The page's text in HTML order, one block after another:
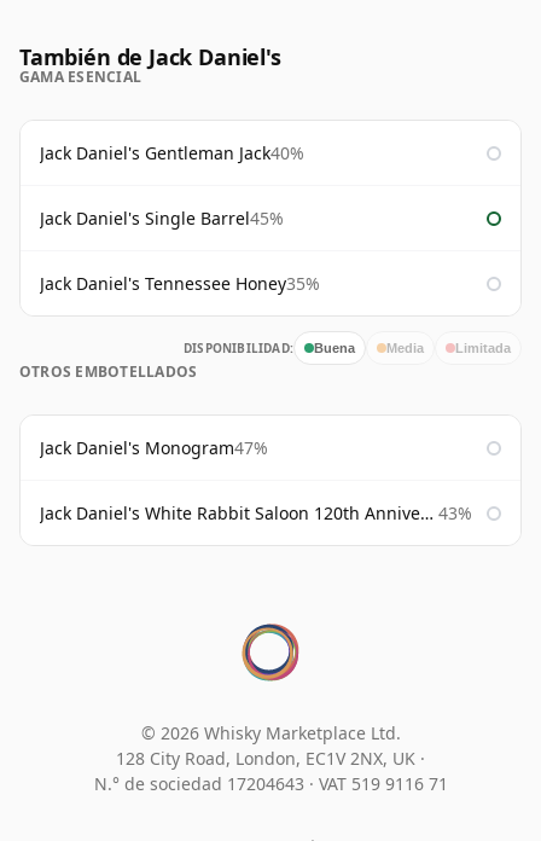
También de Jack Daniel's
GAMA ESENCIAL
Jack Daniel's Gentleman Jack40%
Jack Daniel's Single Barrel45%
Jack Daniel's Tennessee Honey35%
DISPONIBILIDAD: Buena Media Limitada
OTROS EMBOTELLADOS
Jack Daniel's Monogram47%
Jack Daniel's White Rabbit Saloon 120th Anniversary 43%
© 2026 Whisky Marketplace Ltd.
128 City Road, London, EC1V 2NX, UK ·
N.° de sociedad 17204643 · VAT 519 9116 71